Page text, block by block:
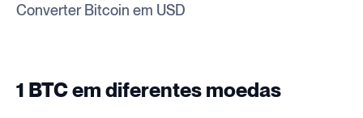
Converter Bitcoin em USD
1 BTC em diferentes moedas